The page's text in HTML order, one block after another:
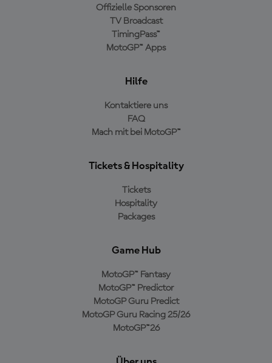
Offizielle Sponsoren
TV Broadcast
TimingPass™
MotoGP™ Apps
Hilfe
Kontaktiere uns
FAQ
Mach mit bei MotoGP™
Tickets & Hospitality
Tickets
Hospitality
Packages
Game Hub
MotoGP™ Fantasy
MotoGP™ Predictor
MotoGP Guru Predict
MotoGP Guru Racing 25/26
MotoGP™26